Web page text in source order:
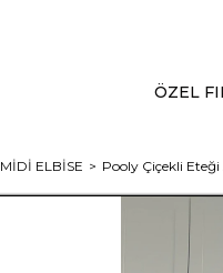
ÖZEL
MİDİ ELBİSE Pooly Çiçekli Eteği